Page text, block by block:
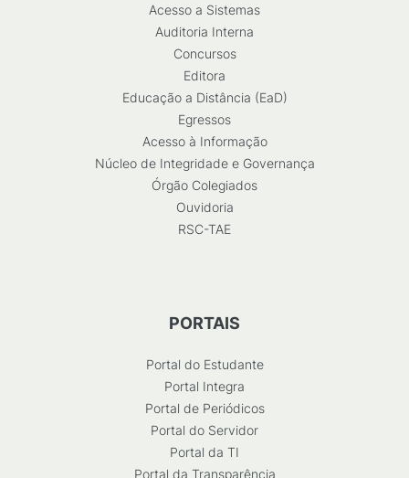
Acesso a Sistemas
Auditoria Interna
Concursos
Editora
Educação a Distância (EaD)
Egressos
Acesso à Informação
Núcleo de Integridade e Governança
Órgão Colegiados
Ouvidoria
RSC-TAE
PORTAIS
Portal do Estudante
Portal Integra
Portal de Periódicos
Portal do Servidor
Portal da TI
Portal da Transparência